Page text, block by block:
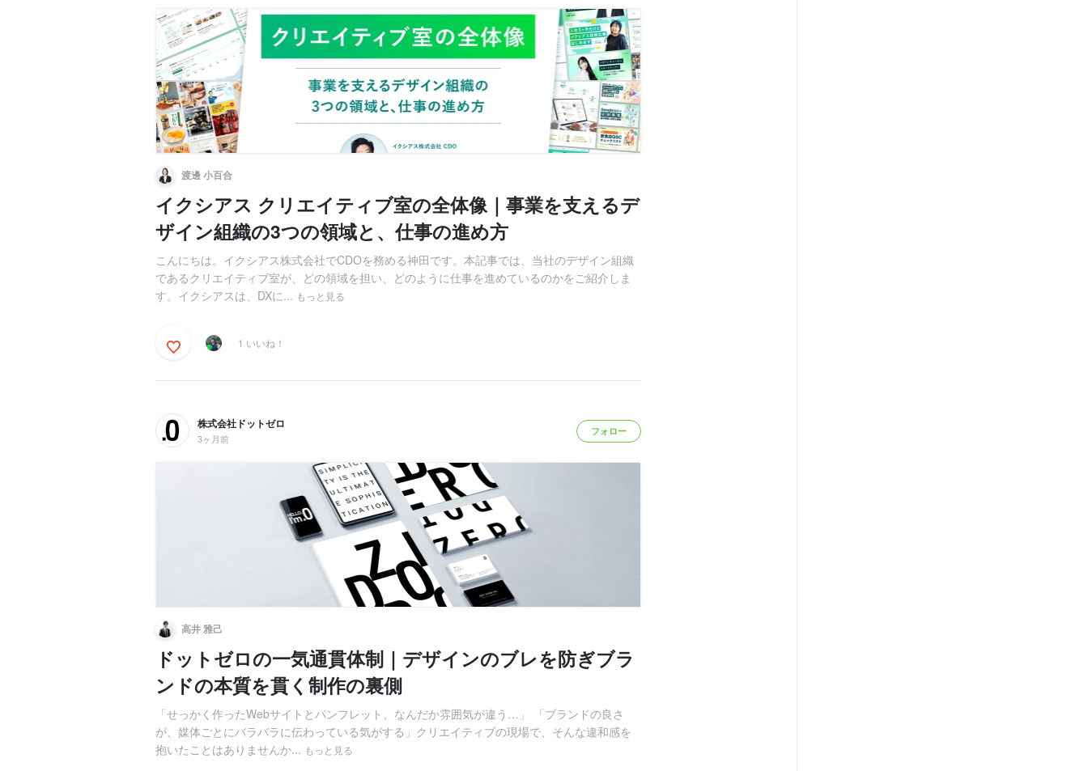
渡邊 小百合
イクシアス クリエイティブ室の全体像｜事業を支えるデ
ザイン組織の3つの領域と、仕事の進め方
こんにちは。イクシアス株式会社でCDOを務める神田です。本記事では、当社のデザイン組織
であるクリエイティブ室が、どの領域を担い、どのように仕事を進めているのかをご紹介しま
す。イクシアスは、DXに... もっと見る
1 いいね！
株式会社ドットゼロ
3ヶ月前
フォロー
高井 雅己
ドットゼロの一気通貫体制｜デザインのブレを防ぎブラ
ンドの本質を貫く制作の裏側
「せっかく作ったWebサイトとパンフレット、なんだか雰囲気が違う…」 「ブランドの良さ
が、媒体ごとにバラバラに伝わっている気がする」クリエイティブの現場で、そんな違和感を
抱いたことはありませんか... もっと見る